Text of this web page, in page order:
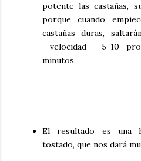
potente las castañas,
porque cuando
castañas duras,
velocidad 5-10
minutos.
El resultado es una
tostado, que nos dará